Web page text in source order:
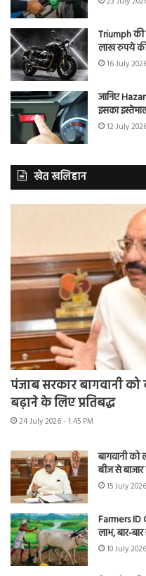
Triumph की
लाख रुपये
16 July
जानिए
इसका
12 July
खेत खलिहान
पंजाब सरकार बागवानी
बढ़ाने के लिए प्रतिबद्ध
24 July 2026 - 1:45 PM
बागवानी को
बीज से
15 July
Farmers ID
लाभ, बार-
10 July